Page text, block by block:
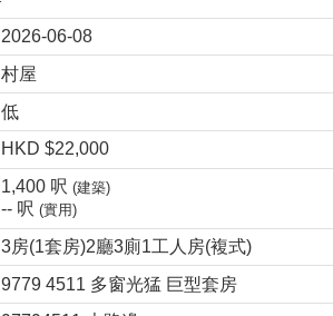
2026-06-08
村屋
低
HKD $22,000
1,400 呎(建築)
-- 呎(實用)
3房(1套房)2廳3廁1工人房(複式)
9779 4511 多窗光猛 巨型套房